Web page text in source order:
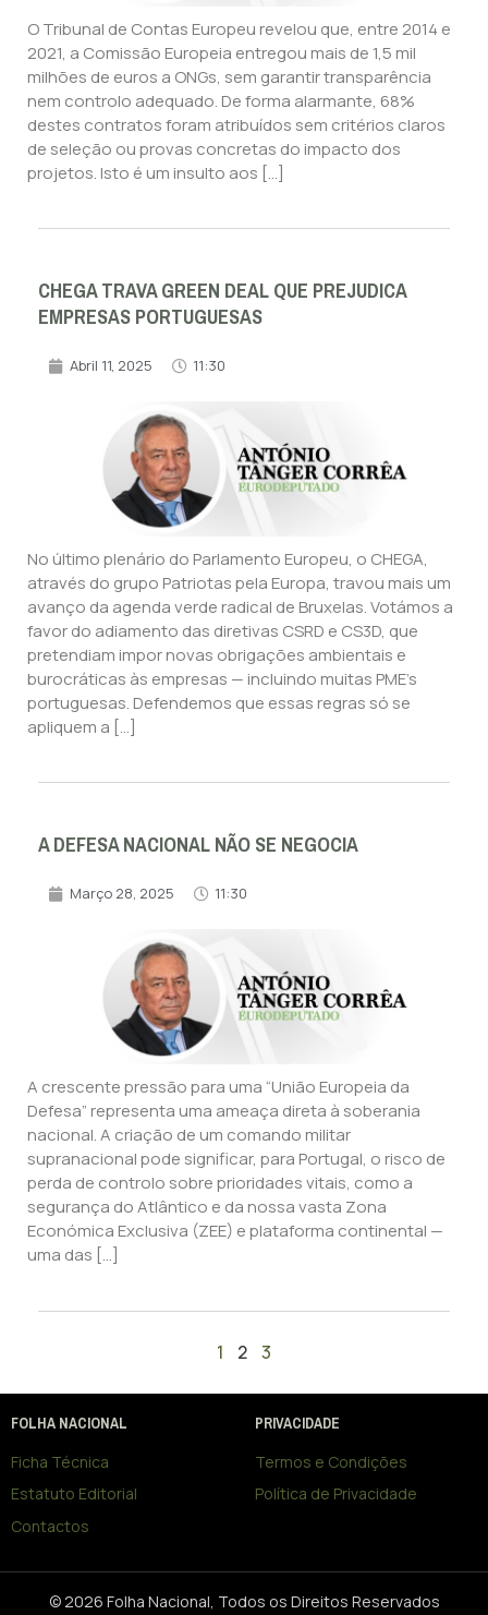
O Tribunal de Contas Europeu revelou que, entre 2014 e
2021, a Comissão Europeia entregou mais de 1,5 mil
milhões de euros a ONGs, sem garantir transparência
nem controlo adequado. De forma alarmante, 68%
destes contratos foram atribuídos sem critérios claros
de seleção ou provas concretas do impacto dos
projetos. Isto é um insulto aos […]
CHEGA TRAVA GREEN DEAL QUE PREJUDICA
EMPRESAS PORTUGUESAS
Abril 11, 2025 11:30
No último plenário do Parlamento Europeu, o CHEGA,
através do grupo Patriotas pela Europa, travou mais um
avanço da agenda verde radical de Bruxelas. Votámos a
favor do adiamento das diretivas CSRD e CS3D, que
pretendiam impor novas obrigações ambientais e
burocráticas às empresas — incluindo muitas PME’s
portuguesas. Defendemos que essas regras só se
apliquem a […]
A DEFESA NACIONAL NÃO SE NEGOCIA
Março 28, 2025 11:30
A crescente pressão para uma “União Europeia da
Defesa” representa uma ameaça direta à soberania
nacional. A criação de um comando militar
supranacional pode significar, para Portugal, o risco de
perda de controlo sobre prioridades vitais, como a
segurança do Atlântico e da nossa vasta Zona
Económica Exclusiva (ZEE) e plataforma continental —
uma das […]
1 2 3
FOLHA NACIONAL
Ficha Técnica
Estatuto Editorial
Contactos
PRIVACIDADE
Termos e Condições
Política de Privacidade
© 2026 Folha Nacional, Todos os Direitos Reservados